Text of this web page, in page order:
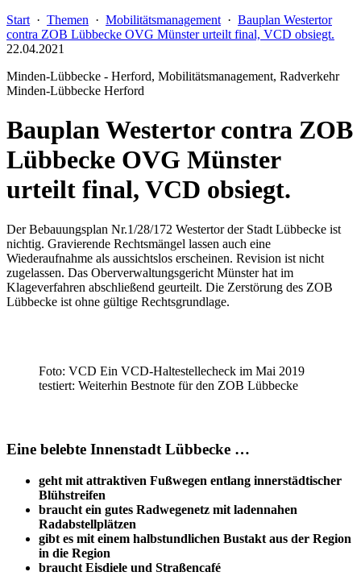
Start · Themen · Mobilitätsmanagement · Bauplan Westertor
contra ZOB Lübbecke OVG Münster urteilt final, VCD obsiegt.
22.04.2021
Minden-Lübbecke - Herford, Mobilitätsmanagement, Radverkehr
Minden-Lübbecke Herford
Bauplan Westertor contra ZOB
Lübbecke OVG Münster
urteilt final, VCD obsiegt.
Der Bebauungsplan Nr.1/28/172 Westertor der Stadt Lübbecke ist
nichtig. Gravierende Rechtsmängel lassen auch eine
Wiederaufnahme als aussichtslos erscheinen. Revision ist nicht
zugelassen. Das Oberverwaltungsgericht Münster hat im
Klageverfahren abschließend geurteilt. Die Zerstörung des ZOB
Lübbecke ist ohne gültige Rechtsgrundlage.
Foto: VCD Ein VCD-Haltestellecheck im Mai 2019
testiert: Weiterhin Bestnote für den ZOB Lübbecke
Eine belebte Innenstadt Lübbecke …
geht mit attraktiven Fußwegen entlang innerstädtischer
Blühstreifen
braucht ein gutes Radwegenetz mit ladennahen
Radabstellplätzen
gibt es mit einem halbstundlichen Bustakt aus der Region
in die Region
braucht Eisdiele und Straßencafé